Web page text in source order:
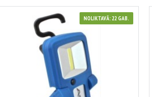
NOLIKTAVĀ: 22 GAB.